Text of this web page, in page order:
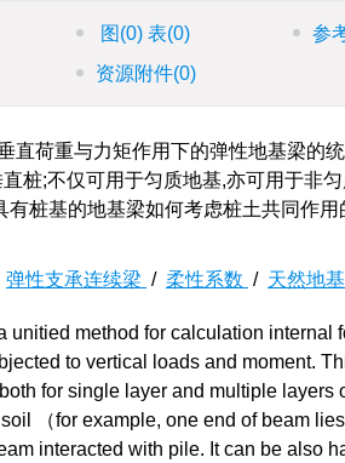
图 (0) 表(0) 参
资源附件(0)
荷重与力矩作用下的弹性地基梁的统
桩;不仅可用于匀质地基,亦可用于非
桩基的地基梁如何考虑桩土共同作用
弹性支承连续梁 / 柔性系数 / 天然地基
method for calculation internal
to vertical loads and moment.
for single layer and multiple layers
（for example, one end of beam
interacted with pile. It can be also